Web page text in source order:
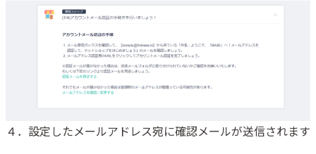
４．設定したメールアドレス宛に確認メールが送信されます